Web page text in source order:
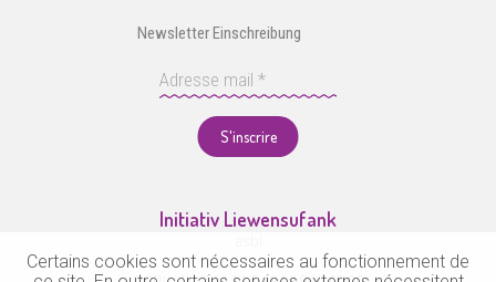
Newsletter Einschreibung
S'inscrire
Initiativ Liewensufank
Certains cookies sont nécessaires au fonctionnement de